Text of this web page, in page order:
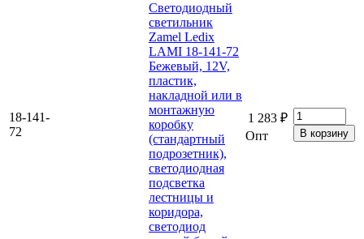
18-141-
72
Светодиодный
светильник
Zamel Ledix
LAMI 18-141-72
Бежевый, 12V,
пластик,
накладной или в
монтажную
коробку
(стандартный
подрозетник),
светодиодная
подсветка
лестницы и
коридора,
светодиод
1 283 ₽
Опт